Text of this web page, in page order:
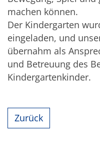
machen können.
Der Kindergarten
eingeladen, und
übernahm als
und Betreuung des
Kindergartenkinder.
Zurück